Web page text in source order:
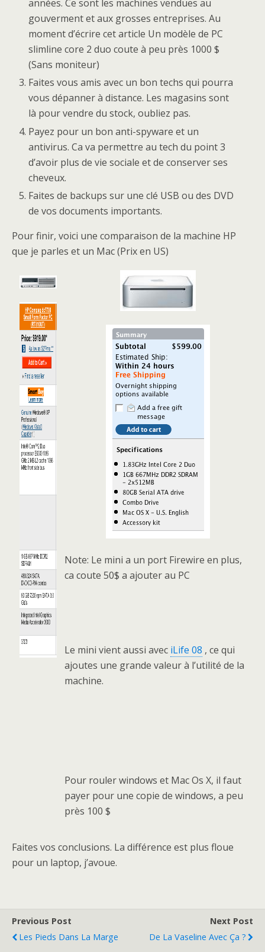
années. Ce sont les machines vendues au
gouverment et aux grosses entreprises. Au
moment d’écrire cet article Un modèle de PC
slimline core 2 duo coute à peu près 1000 $
(Sans moniteur)
Faites vous amis avec un bon techs qui pourra
vous dépanner à distance. Les magasins sont
là pour vendre du stock, oubliez pas.
Payez pour un bon anti-spyware et un
antivirus. Ca va permettre au tech du point 3
d’avoir plus de vie sociale et de conserver ses
cheveux.
Faites de backups sur une clé USB ou des DVD
de vos documents importants.
Pour finir, voici une comparaison de la machine HP
que je parles et un Mac (Prix en US)
Note: Le mini a un port Firewire en plus,
ca coute 50$ a ajouter au PC
Le mini vient aussi avec iLife 08 , ce qui
ajoutes une grande valeur à l’utilité de la
machine.
Pour rouler windows et Mac Os X, il faut
payer pour une copie de windows, a peu
près 100 $
Faites vos conclusions. La différence est plus floue
pour un laptop, j’avoue.
Previous Post
Les Pieds Dans La Marge
Next Post
De La Vaseline Avec Ça ?